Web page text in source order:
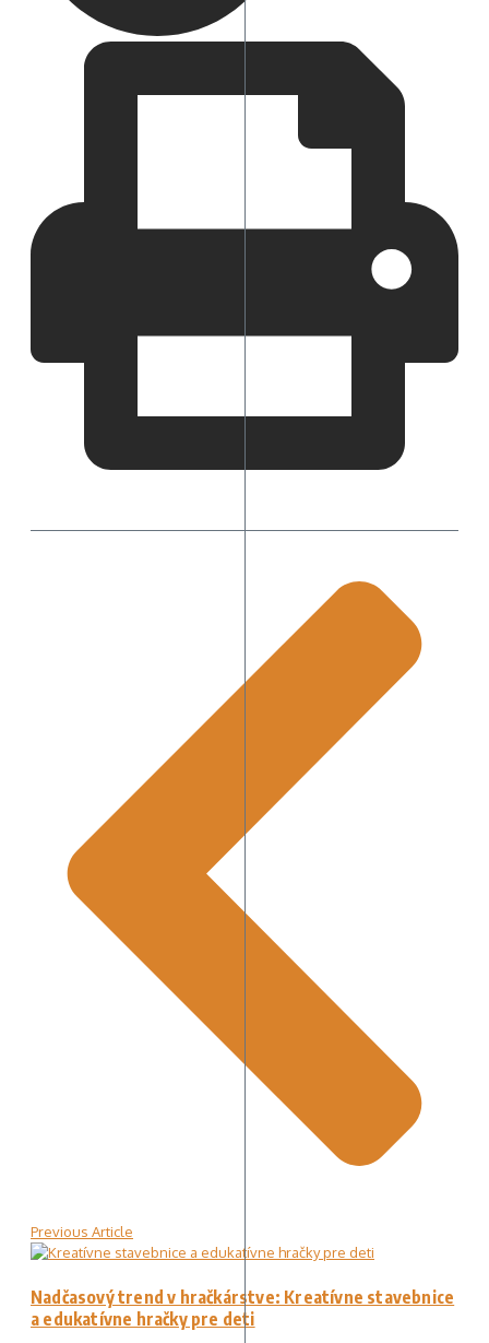
Previous Article
Nadčasový trend v hračkárstve: Kreatívne stavebnice
a edukatívne hračky pre deti